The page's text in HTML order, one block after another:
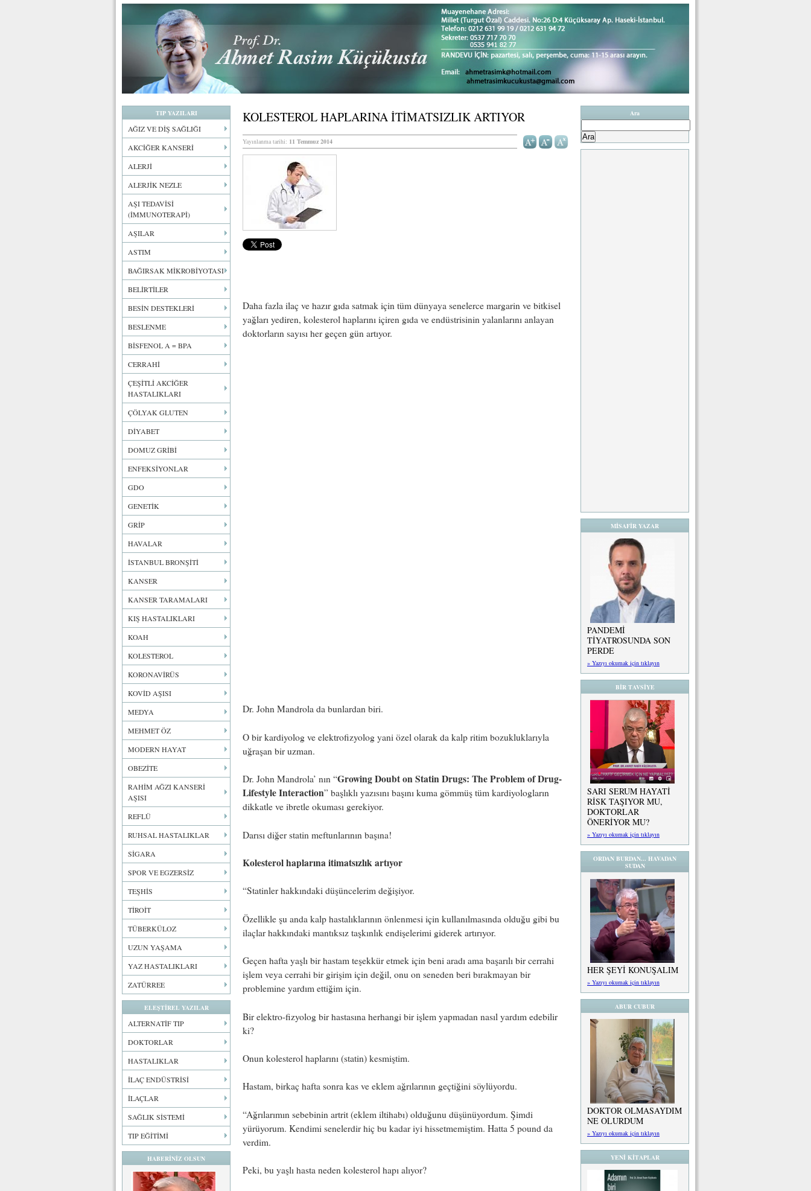
TIP YAZILARI
AĞIZ VE DİŞ SAĞLIĞI
AKCİĞER KANSERİ
ALERJİ
ALERJİK NEZLE
AŞI TEDAVİSİ
(İMMUNOTERAPİ)
AŞILAR
ASTIM
BAĞIRSAK MİKROBİYOTASI
BELİRTİLER
BESİN DESTEKLERİ
BESLENME
BİSFENOL A = BPA
CERRAHİ
ÇEŞİTLİ AKCİĞER
HASTALIKLARI
ÇÖLYAK GLUTEN
DİYABET
DOMUZ GRİBİ
ENFEKSİYONLAR
GDO
GENETİK
GRİP
HAVALAR
İSTANBUL BRONŞİTİ
KANSER
KANSER TARAMALARI
KIŞ HASTALIKLARI
KOAH
KOLESTEROL
KORONAVİRÜS
KOVİD AŞISI
MEDYA
MEHMET ÖZ
MODERN HAYAT
OBEZİTE
RAHİM AĞZI KANSERİ
AŞISI
REFLÜ
RUHSAL HASTALIKLAR
SİGARA
SPOR VE EGZERSİZ
TEŞHİS
TİROİT
TÜBERKÜLOZ
UZUN YAŞAMA
YAZ HASTALIKLARI
ZATÜRREE
ELEŞTİREL YAZILAR
ALTERNATİF TIP
DOKTORLAR
HASTALIKLAR
İLAÇ ENDÜSTRİSİ
İLAÇLAR
SAĞLIK SİSTEMİ
TIP EĞİTİMİ
HABERİNİZ OLSUN
KOLESTEROL HAPLARINA İTİMATSIZLIK ARTIYOR
Yayınlanma tarihi: 11 Temmuz 2014
Daha fazla ilaç ve hazır gıda satmak için tüm dünyaya senelerce margarin ve bitkisel
yağları yediren, kolesterol haplarını içiren gıda ve endüstrisinin yalanlarını anlayan
doktorların sayısı her geçen gün artıyor.
Dr. John Mandrola da bunlardan biri.
O bir kardiyolog ve elektrofizyolog yani özel olarak da kalp ritim bozukluklarıyla
uğraşan bir uzman.
Dr. John Mandrola’ nın “Growing Doubt on Statin Drugs: The Problem of Drug-
Lifestyle Interaction” başlıklı yazısını başını kuma gömmüş tüm kardiyologların
dikkatle ve ibretle okuması gerekiyor.
Darısı diğer statin meftunlarının başına!
Kolesterol haplarına itimatsızlık artıyor
“Statinler hakkındaki düşüncelerim değişiyor.
Özellikle şu anda kalp hastalıklarının önlenmesi için kullanılmasında olduğu gibi bu
ilaçlar hakkındaki mantıksız taşkınlık endişelerimi giderek artırıyor.
Geçen hafta yaşlı bir hastam teşekkür etmek için beni aradı ama başarılı bir cerrahi
işlem veya cerrahi bir girişim için değil, onu on seneden beri bırakmayan bir
problemine yardım ettiğim için.
Bir elektro-fizyolog bir hastasına herhangi bir işlem yapmadan nasıl yardım edebilir
ki?
Onun kolesterol haplarını (statin) kesmiştim.
Hastam, birkaç hafta sonra kas ve eklem ağrılarının geçtiğini söylüyordu.
“Ağrılarımın sebebinin artrit (eklem iltihabı) olduğunu düşünüyordum. Şimdi
yürüyorum. Kendimi senelerdir hiç bu kadar iyi hissetmemiştim. Hatta 5 pound da
verdim.
Peki, bu yaşlı hasta neden kolesterol hapı alıyor?
Ara
MİSAFİR YAZAR
PANDEMİ
TİYATROSUNDA SON
PERDE
» Yazıyı okumak için tıklayın
BİR TAVSİYE
SARI SERUM HAYATİ
RİSK TAŞIYOR MU,
DOKTORLAR
ÖNERİYOR MU?
» Yazıyı okumak için tıklayın
ORDAN BURDAN... HAVADAN
SUDAN
HER ŞEYİ KONUŞALIM
» Yazıyı okumak için tıklayın
ABUR CUBUR
DOKTOR OLMASAYDIM
NE OLURDUM
» Yazıyı okumak için tıklayın
YENİ KİTAPLAR